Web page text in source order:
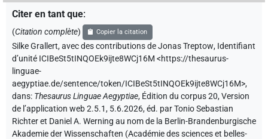
Citer en tant que:
(Citation complète) Copier la citation
Silke Grallert,avec des contributions deJonas Treptow, Identifiant
d’unité ICIBeSt5tINQOEk9ijte8WCj16M <https://thesaurus-
linguae-
aegyptiae.de/sentence/token/ICIBeSt5tINQOEk9ijte8WCj16M>,
dans: Thesaurus Linguae Aegyptiae, Édition du corpus 20, Version
de l’application web 2.5.1, 5.6.2026, éd. par Tonio Sebastian
Richter et Daniel A. Werning au nom de la Berlin-Brandenburgische
Akademie der Wissenschaften (Académie des sciences et belles-